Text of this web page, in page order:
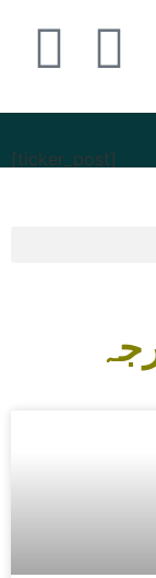
[ticker_post]